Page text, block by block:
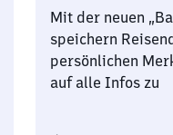
Mit der neuen
speichern
persönlichen
auf alle Infos zu